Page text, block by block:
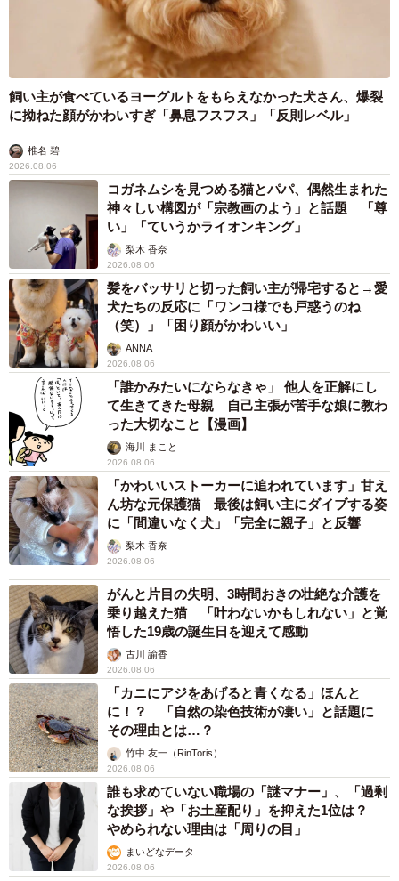
飼い主が食べているヨーグルトをもらえなかった犬さん、爆裂
に拗ねた顔がかわいすぎ「鼻息フスフス」「反則レベル」
椎名 碧
2026.08.06
コガネムシを見つめる猫とパパ、偶然生まれた
神々しい構図が「宗教画のよう」と話題 「尊
い」「ていうかライオンキング」
梨木 香奈
2026.08.06
髪をバッサリと切った飼い主が帰宅すると→愛
犬たちの反応に「ワンコ様でも戸惑うのね
（笑）」「困り顔がかわいい」
ANNA
2026.08.06
「誰かみたいにならなきゃ」 他人を正解にし
て生きてきた母親 自己主張が苦手な娘に教わ
った大切なこと【漫画】
海川 まこと
2026.08.06
「かわいいストーカーに追われています」甘え
ん坊な元保護猫 最後は飼い主にダイブする姿
に「間違いなく犬」「完全に親子」と反響
梨木 香奈
2026.08.06
がんと片目の失明、3時間おきの壮絶な介護を
乗り越えた猫 「叶わないかもしれない」と覚
悟した19歳の誕生日を迎えて感動
古川 諭香
2026.08.06
「カニにアジをあげると青くなる」ほんと
に！？ 「自然の染色技術が凄い」と話題に
その理由とは…？
竹中 友一（RinToris）
2026.08.06
誰も求めていない職場の「謎マナー」、「過剰
な挨拶」や「お土産配り」を抑えた1位は？
やめられない理由は「周りの目」
まいどなデータ
2026.08.06